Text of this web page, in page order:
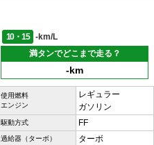
10・15
-km/L
満タンでどこまで走る？
-km
使用燃料
エンジン
レギュラー
ガソリン
駆動方式 FF
過給器（ターボ） ターボ